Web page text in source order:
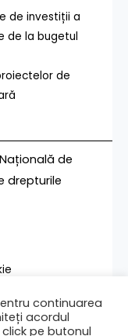
de investiții a
de la bugetul
de
de
drepturile
continuarea
acordul
pe butonul